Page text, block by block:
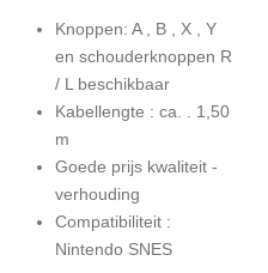
Knoppen: A , B , X , Y
en schouderknoppen R
/ L beschikbaar
Kabellengte : ca. . 1,50
m
Goede prijs kwaliteit -
verhouding
Compatibiliteit :
Nintendo SNES